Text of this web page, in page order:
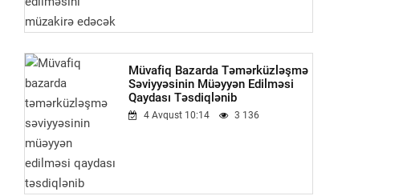
Müvafiq Bazarda Təmərküzləşmə
Səviyyəsinin Müəyyən Edilməsi
Qaydası Təsdiqlənib
4 Avqust 10:14 3 136